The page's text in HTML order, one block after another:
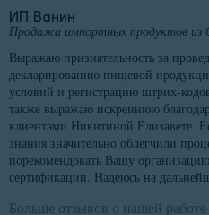
ИП Ванин
Продажа импортных продуктов
Выражаю признательность за
декларированию пищевой
условий и регистрацию штрих-
также выражаю искреннюю
клиентами Никитиной Елизавете.
знания значительно облегчили
порекомендовать Вашу
сертификации. Надеюсь на
Больше отзывов о нашей работе